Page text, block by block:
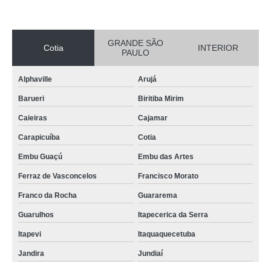
Cotia
GRANDE SÃO
PAULO
INTERIOR
Alphaville Arujá
Barueri Biritiba Mirim
Caieiras Cajamar
Carapicuíba Cotia
Embu Guaçú Embu das Artes
Ferraz de Vasconcelos Francisco Morato
Franco da Rocha Guararema
Guarulhos Itapecerica da Serra
Itapevi Itaquaquecetuba
Jandira Jundiaí